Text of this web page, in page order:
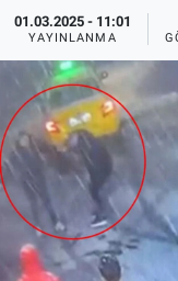
01.03.2025 - 11:01
YAYINLANMA
Eğitim
Eğlence
Ekonomi
Forum
Gerçeğin